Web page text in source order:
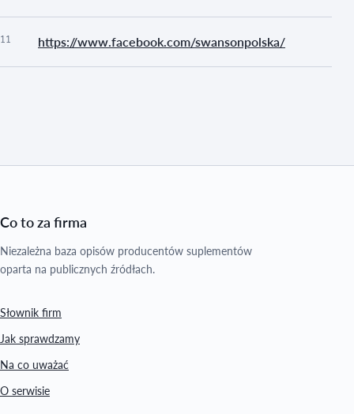
11 https://www.facebook.com/swansonpolska/
Co to za firma
Niezależna baza opisów producentów suplementów
oparta na publicznych źródłach.
Słownik firm
Jak sprawdzamy
Na co uważać
O serwisie